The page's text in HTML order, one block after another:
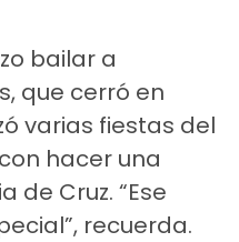
bailar a
que cerró en
varias fiestas del
hacer una
de Cruz. “Ese
recuerda.